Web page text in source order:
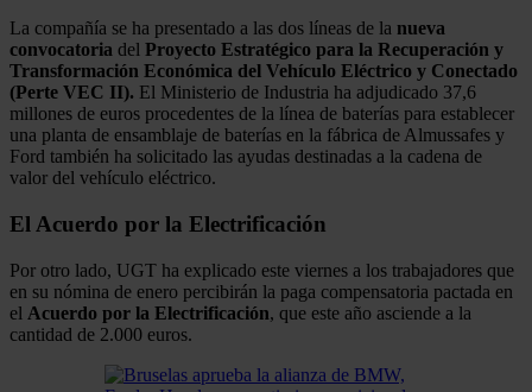
La compañía se ha presentado a las dos líneas de la nueva
convocatoria del Proyecto Estratégico para la Recuperación y
Transformación Económica del Vehículo Eléctrico y Conectado
(Perte VEC II). El Ministerio de Industria ha adjudicado 37,6
millones de euros procedentes de la línea de baterías para establecer
una planta de ensamblaje de baterías en la fábrica de Almussafes y
Ford también ha solicitado las ayudas destinadas a la cadena de
valor del vehículo eléctrico.
El Acuerdo por la Electrificación
Por otro lado, UGT ha explicado este viernes a los trabajadores que
en su nómina de enero percibirán la paga compensatoria pactada en
el Acuerdo por la Electrificación, que este año asciende a la
cantidad de 2.000 euros.